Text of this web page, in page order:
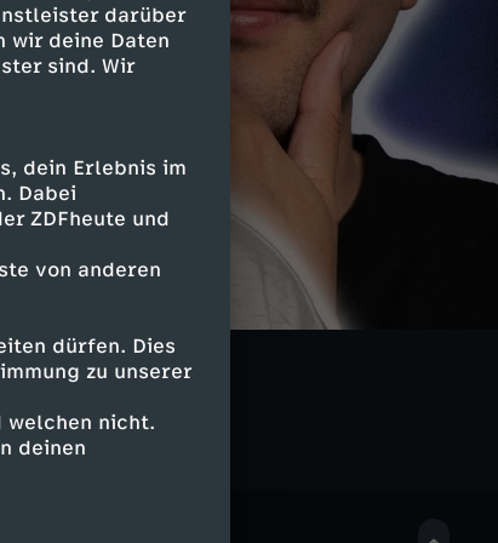
darüber
wir deine Daten
sind. Wir
dein Erlebnis im
Dabei
ZDFheute und
von anderen
dürfen. Dies
zu unserer
welchen nicht.
deinen